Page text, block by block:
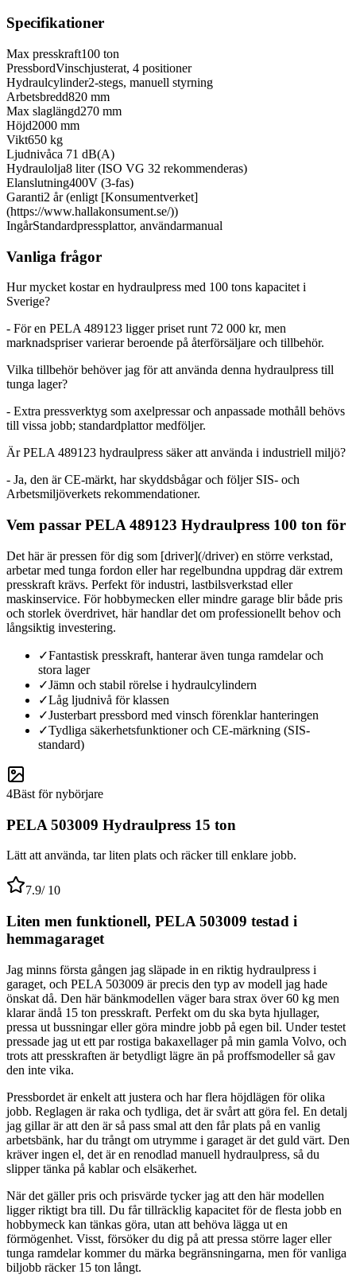
Specifikationer
Max presskraft100 ton
PressbordVinschjusterat, 4 positioner
Hydraulcylinder2-stegs, manuell styrning
Arbetsbredd820 mm
Max slaglängd270 mm
Höjd2000 mm
Vikt650 kg
Ljudnivåca 71 dB(A)
Hydraulolja8 liter (ISO VG 32 rekommenderas)
Elanslutning400V (3-fas)
Garanti2 år (enligt [Konsumentverket]
(https://www.hallakonsument.se/))
IngårStandardpressplattor, användarmanual
Vanliga frågor
Hur mycket kostar en hydraulpress med 100 tons kapacitet i
Sverige?
- För en PELA 489123 ligger priset runt 72 000 kr, men
marknadspriser varierar beroende på återförsäljare och tillbehör.
Vilka tillbehör behöver jag för att använda denna hydraulpress till
tunga lager?
- Extra pressverktyg som axelpressar och anpassade mothåll behövs
till vissa jobb; standardplattor medföljer.
Är PELA 489123 hydraulpress säker att använda i industriell miljö?
- Ja, den är CE-märkt, har skyddsbågar och följer SIS- och
Arbetsmiljöverkets rekommendationer.
Vem passar PELA 489123 Hydraulpress 100 ton för
Det här är pressen för dig som [driver](/driver) en större verkstad,
arbetar med tunga fordon eller har regelbundna uppdrag där extrem
presskraft krävs. Perfekt för industri, lastbilsverkstad eller
maskinservice. För hobbymecken eller mindre garage blir både pris
och storlek överdrivet, här handlar det om professionellt behov och
långsiktig investering.
✓Fantastisk presskraft, hanterar även tunga ramdelar och
stora lager
✓Jämn och stabil rörelse i hydraulcylindern
✓Låg ljudnivå för klassen
✓Justerbart pressbord med vinsch förenklar hanteringen
✓Tydliga säkerhetsfunktioner och CE-märkning (SIS-
standard)
4Bäst för nybörjare
PELA 503009 Hydraulpress 15 ton
Lätt att använda, tar liten plats och räcker till enklare jobb.
7.9/ 10
Liten men funktionell, PELA 503009 testad i
hemmagaraget
Jag minns första gången jag släpade in en riktig hydraulpress i
garaget, och PELA 503009 är precis den typ av modell jag hade
önskat då. Den här bänkmodellen väger bara strax över 60 kg men
klarar ändå 15 ton presskraft. Perfekt om du ska byta hjullager,
pressa ut bussningar eller göra mindre jobb på egen bil. Under testet
pressade jag ut ett par rostiga bakaxellager på min gamla Volvo, och
trots att presskraften är betydligt lägre än på proffsmodeller så gav
den inte vika.
Pressbordet är enkelt att justera och har flera höjdlägen för olika
jobb. Reglagen är raka och tydliga, det är svårt att göra fel. En detalj
jag gillar är att den är så pass smal att den får plats på en vanlig
arbetsbänk, har du trångt om utrymme i garaget är det guld värt. Den
kräver ingen el, det är en renodlad manuell hydraulpress, så du
slipper tänka på kablar och elsäkerhet.
När det gäller pris och prisvärde tycker jag att den här modellen
ligger riktigt bra till. Du får tillräcklig kapacitet för de flesta jobb en
hobbymeck kan tänkas göra, utan att behöva lägga ut en
förmögenhet. Visst, försöker du dig på att pressa större lager eller
tunga ramdelar kommer du märka begränsningarna, men för vanliga
biljobb räcker 15 ton långt.